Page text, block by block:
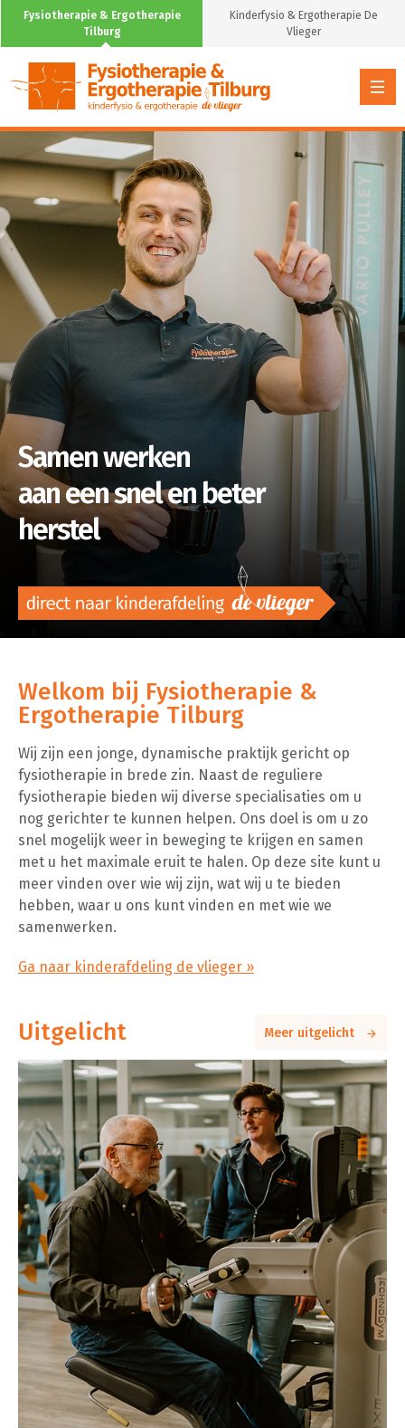
Fysiotherapie & Ergotherapie
Tilburg
Kinderfysio & Ergotherapie De
Vlieger
Samen werken
aan een snel en beter
herstel
Welkom bij Fysiotherapie &
Ergotherapie Tilburg
Wij zijn een jonge, dynamische praktijk gericht op
fysiotherapie in brede zin. Naast de reguliere
fysiotherapie bieden wij diverse specialisaties om u
nog gerichter te kunnen helpen. Ons doel is om u zo
snel mogelijk weer in beweging te krijgen en samen
met u het maximale eruit te halen. Op deze site kunt u
meer vinden over wie wij zijn, wat wij u te bieden
hebben, waar u ons kunt vinden en met wie we
samenwerken.
Ga naar kinderafdeling de vlieger »
Uitgelicht Meer uitgelicht